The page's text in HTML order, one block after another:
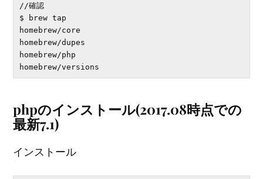
//確認
$ brew tap
homebrew/core
homebrew/dupes
homebrew/php
phpのインストール(2017.08時点での
最新7.1)
インストール